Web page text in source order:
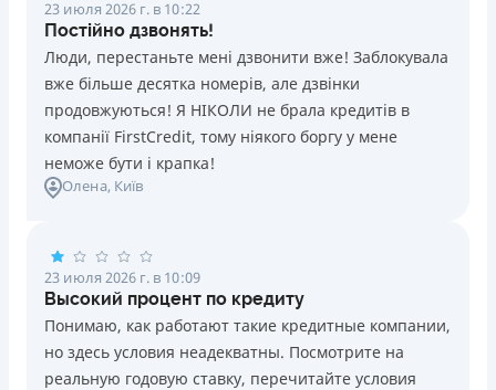
23 июля 2026 г. в 10:22
Постійно дзвонять!
Люди, перестаньте мені дзвонити вже! Заблокувала
вже більше десятка номерів, але дзвінки
продовжуються! Я НІКОЛИ не брала кредитів в
компанії FirstCredit, тому ніякого боргу у мене
неможе бути і крапка!
Олена, Київ
23 июля 2026 г. в 10:09
Высокий процент по кредиту
Понимаю, как работают такие кредитные компании,
но здесь условия неадекватны. Посмотрите на
реальную годовую ставку, перечитайте условия